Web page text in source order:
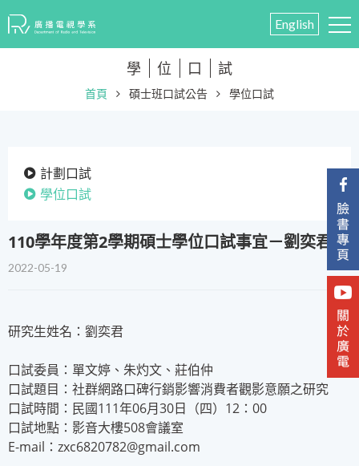
English
學 位 口 試
首頁 碩士班口試公告 學位口試
計劃口試
學位口試
​110學年度第2學期碩士學位口試事宜－劉奕君
2022-05-19
研究生姓名：劉奕君
口試委員：單文婷、朱灼文、莊伯仲
口試題目：社群網路口碑行銷影響消費者觀影意願之研究
口試時間：民國111年06月30日（四）12：00
口試地點：影音大樓508會議室
E-mail：zxc6820782@gmail.com